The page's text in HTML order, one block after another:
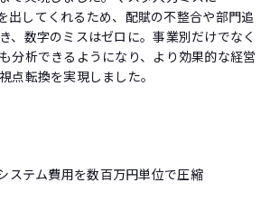
出してくれるため、配賦の不整合や部門追
、数字のミスはゼロに。事業別だけでなく
分析できるようになり、より効果的な経営
点転換を実現しました。
ステム費用を数百万円単位で圧縮